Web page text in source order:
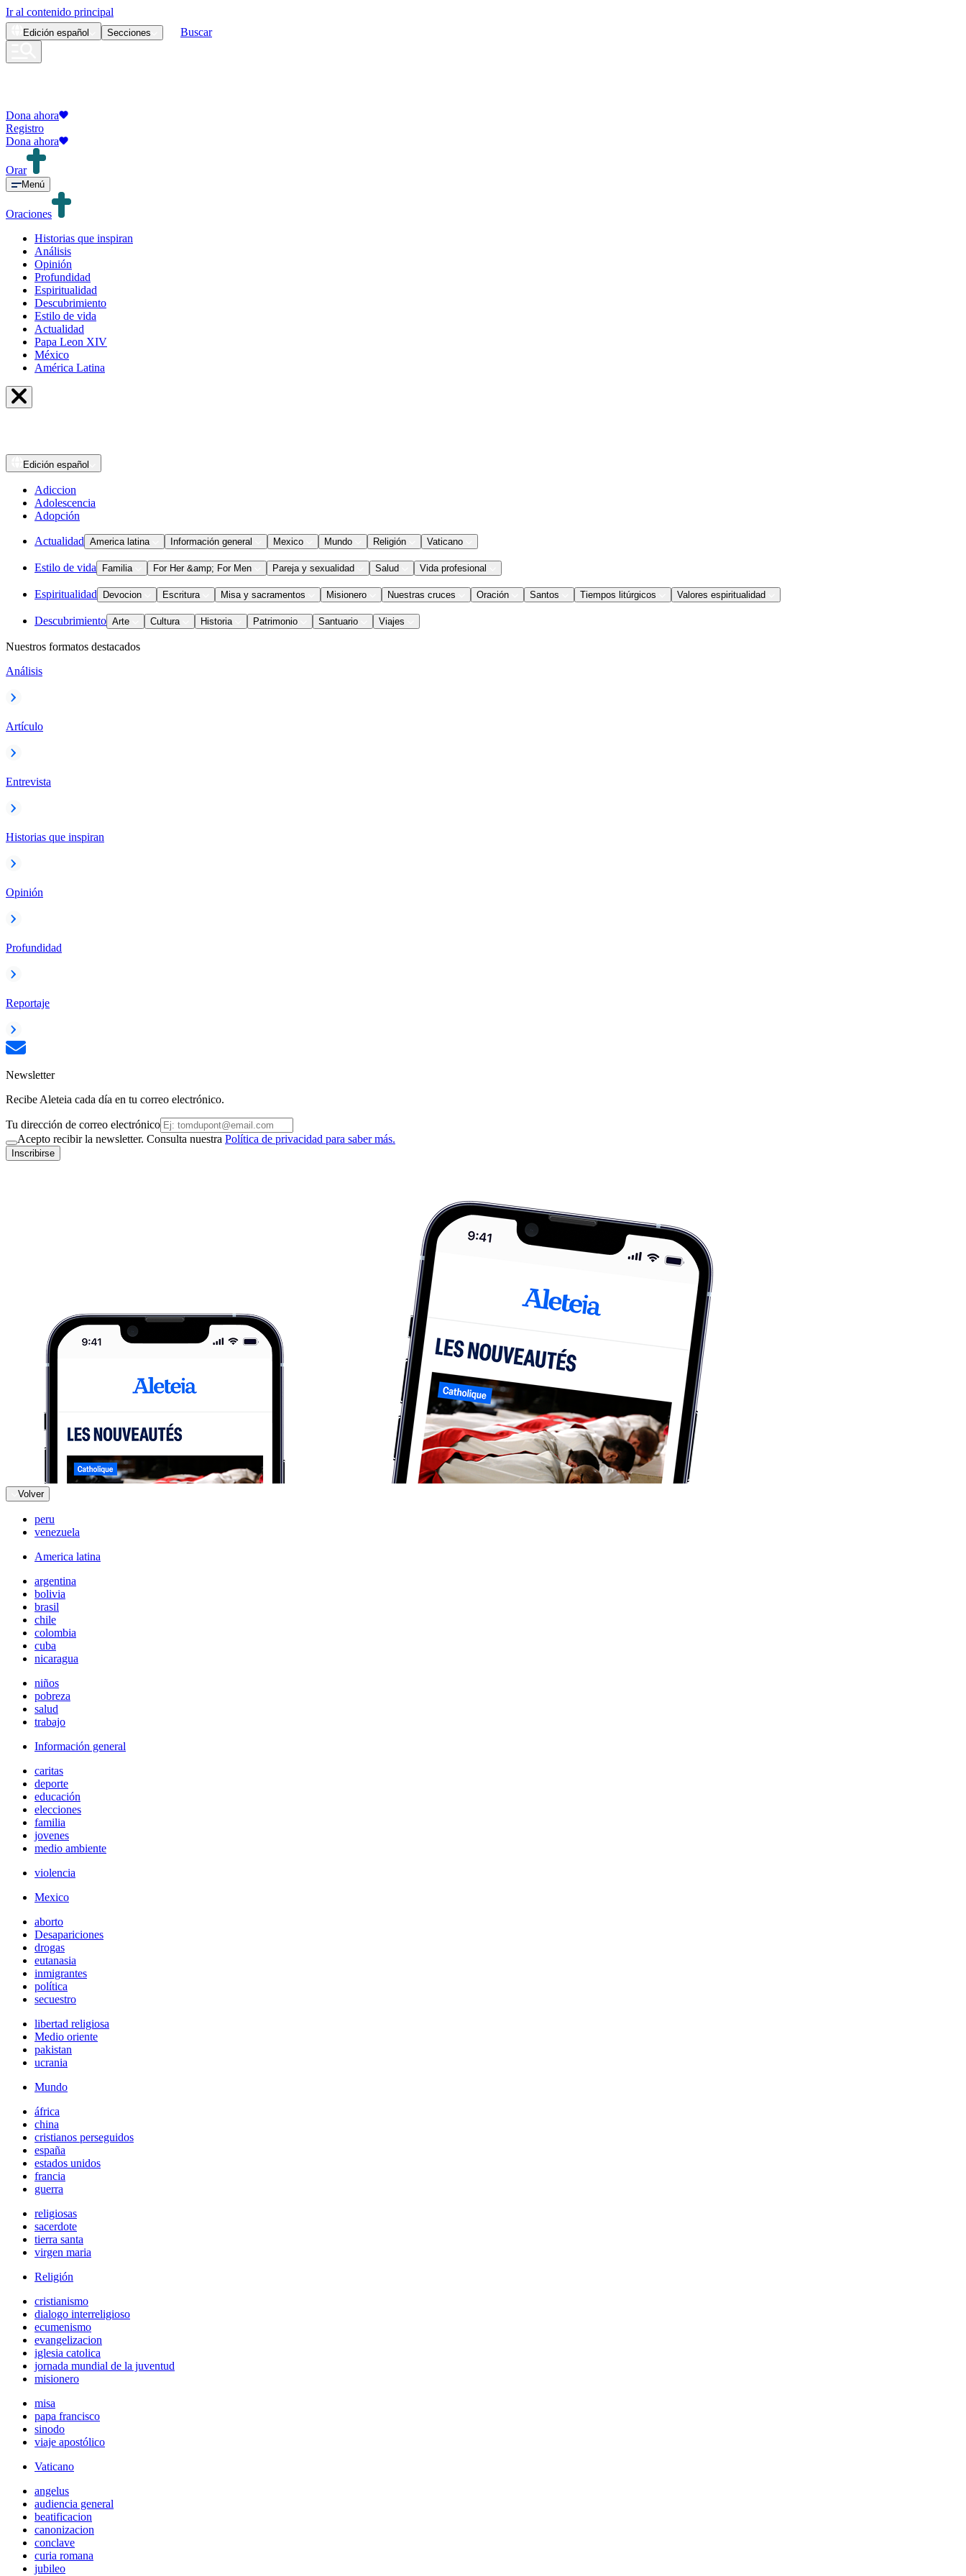
Ir al contenido principal
Edición español Secciones Buscar
Dona ahora
Registro
Dona ahora
Orar
Menú
Oraciones
Historias que inspiran
Análisis
Opinión
Profundidad
Espiritualidad
Descubrimiento
Estilo de vida
Actualidad
Papa Leon XIV
México
América Latina
Edición español
Adiccion
Adolescencia
Adopción
Actualidad America latina Información general Mexico Mundo Religión Vaticano
Estilo de vida Familia For Her &amp; For Men Pareja y sexualidad Salud Vida profesional
Espiritualidad Devocion Escritura Misa y sacramentos Misionero Nuestras cruces Oración Santos Tiempos litúrgicos Valores espiritualidad
Descubrimiento Arte Cultura Historia Patrimonio Santuario Viajes
Nuestros formatos destacados
Análisis
Artículo
Entrevista
Historias que inspiran
Opinión
Profundidad
Reportaje
Newsletter
Recibe Aleteia cada día en tu correo electrónico.
Tu dirección de correo electrónico
Acepto recibir la newsletter. Consulta nuestra Política de privacidad para saber más.
Inscribirse
Volver
peru
venezuela
America latina
argentina
bolivia
brasil
chile
colombia
cuba
nicaragua
niños
pobreza
salud
trabajo
Información general
caritas
deporte
educación
elecciones
familia
jovenes
medio ambiente
violencia
Mexico
aborto
Desapariciones
drogas
eutanasia
inmigrantes
política
secuestro
libertad religiosa
Medio oriente
pakistan
ucrania
Mundo
áfrica
china
cristianos perseguidos
españa
estados unidos
francia
guerra
religiosas
sacerdote
tierra santa
virgen maria
Religión
cristianismo
dialogo interreligioso
ecumenismo
evangelizacion
iglesia catolica
jornada mundial de la juventud
misionero
misa
papa francisco
sinodo
viaje apostólico
Vaticano
angelus
audiencia general
beatificacion
canonizacion
conclave
curia romana
jubileo